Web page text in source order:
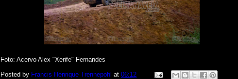
Foto: Acervo Alex "Xerife" Fernandes
Posted by Francis Henrique Trennepohl at 06:12